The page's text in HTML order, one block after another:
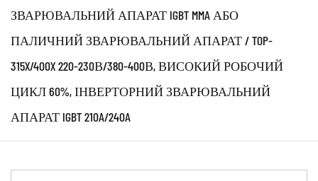
ЗВАРЮВАЛЬНИЙ АПАРАТ IGBT MMA АБО
ПАЛИЧНИЙ ЗВАРЮВАЛЬНИЙ АПАРАТ/TOP-
315X/400X 220-230В/380-400В, ВИСОКИЙ РОБОЧИЙ
ЦИКЛ 60%, ІНВЕРТОРНИЙ ЗВАРЮВАЛЬНИЙ
АПАРАТ IGBT 210A/240A